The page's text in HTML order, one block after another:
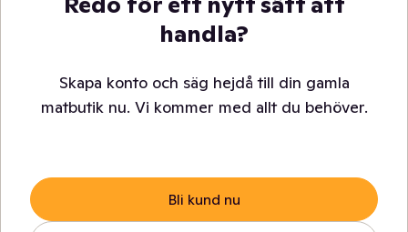
handla?
Skapa konto och säg hejdå till din gamla
matbutik nu. Vi kommer med allt du behöver.
Bli kund nu